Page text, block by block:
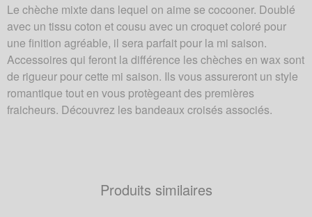
Le chèche mixte dans lequel on aime se cocooner. Doublé
avec un tissu coton et cousu avec un croquet coloré pour
une finition agréable, il sera parfait pour la mi saison.
Accessoires qui feront la différence les chèches en wax sont
de rigueur pour cette mi saison. Ils vous assureront un style
romantique tout en vous protègeant des premières
fraicheurs. Découvrez les bandeaux croisés associés.
Produits similaires